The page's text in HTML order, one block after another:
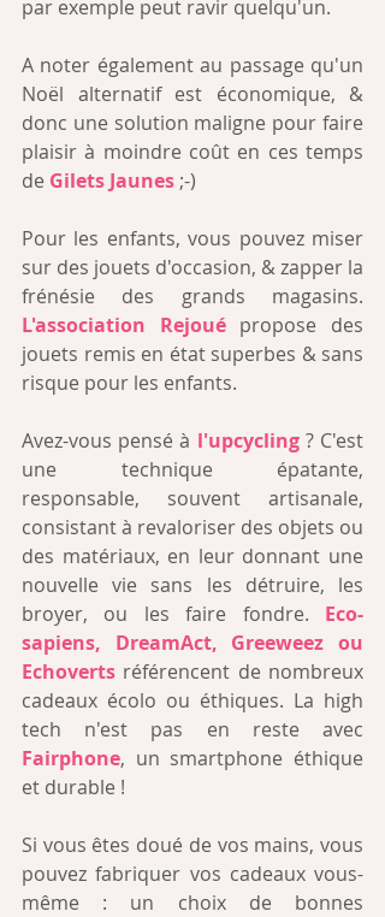
par exemple peut ravir quelqu'un.
A noter également au passage qu'un
Noël alternatif est économique, &
donc une solution maligne pour faire
plaisir à moindre coût en ces temps
de Gilets Jaunes ;-)
Pour les enfants, vous pouvez miser
sur des jouets d'occasion, & zapper la
L'association Rejoué propose des
jouets remis en état superbes & sans
risque pour les enfants.
Avez-vous pensé à l'upcycling ? C'est
une technique épatante,
responsable, souvent artisanale,
consistant à revaloriser des objets ou
des matériaux, en leur donnant une
nouvelle vie sans les détruire, les
broyer, ou les faire fondre. Eco-
sapiens, DreamAct, Greeweez
Echoverts référencent de nombreux
cadeaux écolo ou éthiques. La high
Fairphone, un smartphone éthique
et durable !
Si vous êtes doué de vos mains, vous
pouvez fabriquer vos cadeaux vous-
même : un choix de bonnes